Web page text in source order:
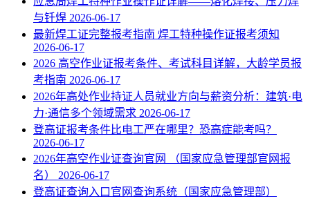
与钎焊 2026-06-17
最新焊工证完整报考指南 焊工特种操作证报考须知
2026-06-17
2026 高空作业证报考条件、考试科目详解，大龄学员报
考指南 2026-06-17
2026年高处作业持证人员就业方向与薪资分析：建筑·电
力·通信多个领域需求 2026-06-17
登高证报考条件比电工严在哪里？恐高症能考吗？
2026-06-17
2026年高空作业证查询官网 （国家应急管理部官网报
名） 2026-06-17
登高证查询入口官网查询系统（国家应急管理部）